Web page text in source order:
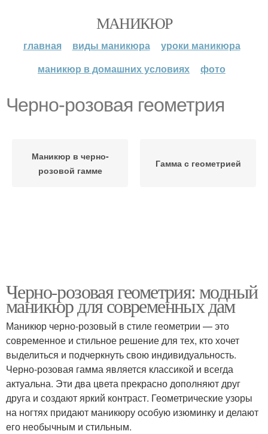
МАНИКЮР
главная виды маникюра
уроки маникюра
маникюр в домашних условиях
фото
Черно-розовая геометрия
Маникюр в черно-
розовой гамме
Гамма с геометрией
Черно-розовая геометрия: модный
маникюр для современных дам
Маникюр черно-розовый в стиле геометрии — это
современное и стильное решение для тех, кто хочет
выделиться и подчеркнуть свою индивидуальность.
Черно-розовая гамма является классикой и всегда
актуальна. Эти два цвета прекрасно дополняют друг
друга и создают яркий контраст. Геометрические узоры
на ногтях придают маникюру особую изюминку и делают
его необычным и стильным.